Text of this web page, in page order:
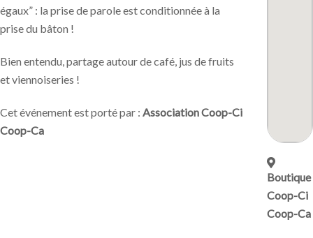
égaux” : la prise de parole est conditionnée à la
prise du bâton !
Bien entendu, partage autour de café, jus de fruits
et viennoiseries !
Cet événement est porté par : Association Coop-Ci
Coop-Ca
Boutique
Coop-Ci
Coop-Ca